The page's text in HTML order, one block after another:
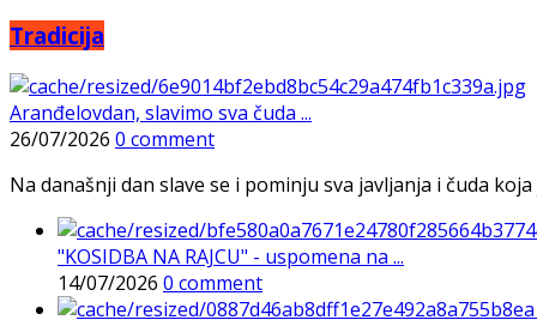
Tradicija
Aranđelovdan, slavimo sva čuda ...
26/07/2026 0 comment
Na današnji dan slave se i pominju sva javljanja i čuda
"KOSIDBA NA RAJCU" - uspomena na ...
14/07/2026 0 comment